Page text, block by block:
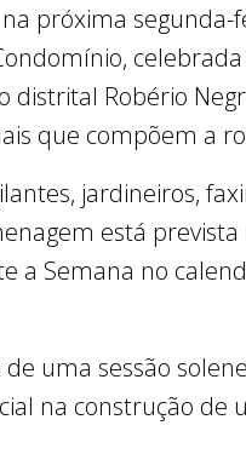
próxima segunda-
distrital Robério
que compõem a
jardineiros,
está prevista
a Semana no
uma sessão
na construção de